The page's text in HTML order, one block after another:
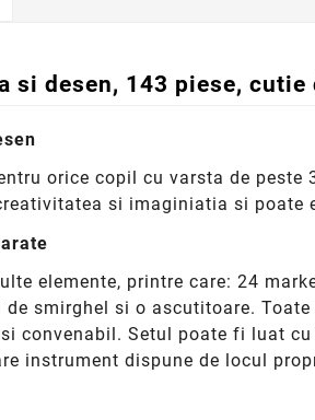
si desen, 143 piese,
orice copil cu varsta de
si imaginiatia si poate
elemente, printre care: 24
de smirghel si o ascutitoare.
convenabil. Setul poate fi luat
instrument dispune de locul